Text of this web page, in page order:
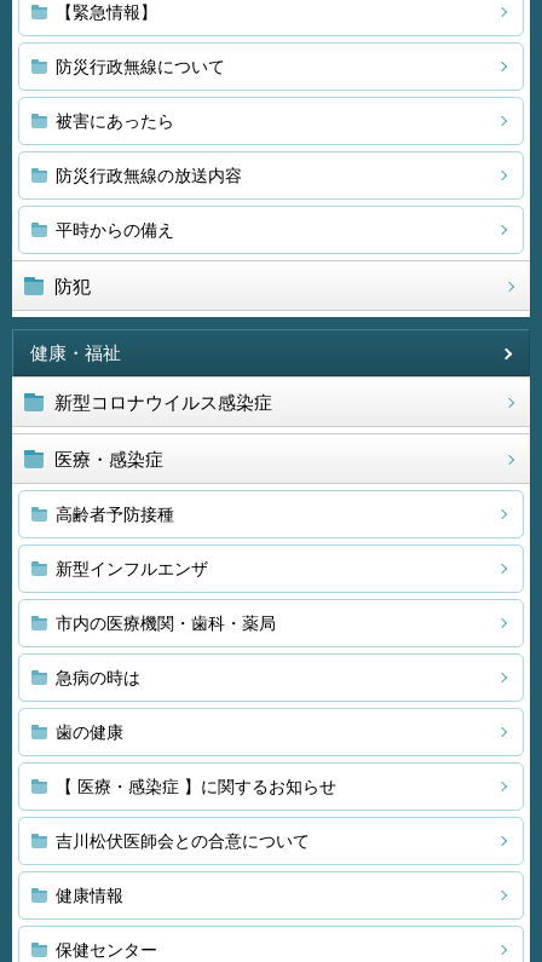
【緊急情報】
防災行政無線について
被害にあったら
防災行政無線の放送内容
平時からの備え
防犯
健康・福祉
新型コロナウイルス感染症
医療・感染症
高齢者予防接種
新型インフルエンザ
市内の医療機関・歯科・薬局
急病の時は
歯の健康
【 医療・感染症 】に関するお知らせ
吉川松伏医師会との合意について
健康情報
保健センター